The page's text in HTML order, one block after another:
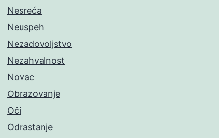
Nesreća
Neuspeh
Nezadovoljstvo
Nezahvalnost
Novac
Obrazovanje
Oči
Odrastanje